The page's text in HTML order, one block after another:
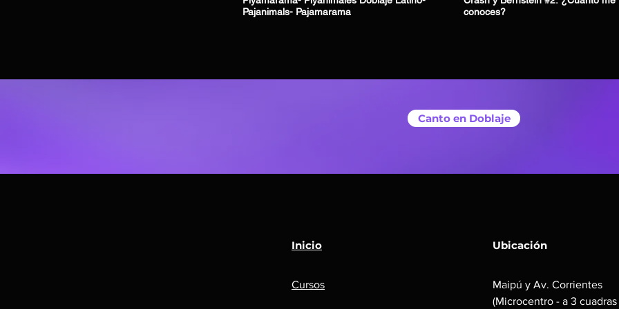
Pajanimals- Pajamarama
conoces?
Canto en Doblaje
Inicio
Cursos
Ubicación
Maipú y Av. Corrientes
(Microcentro - a 3